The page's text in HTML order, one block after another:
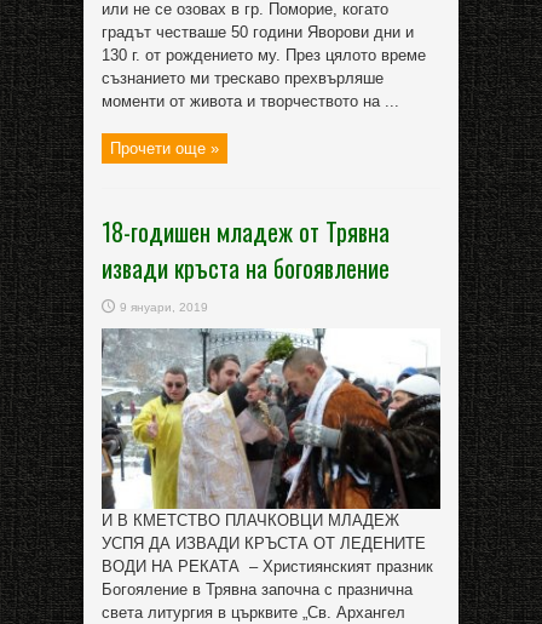
или не се озовах в гр. Поморие, когато
градът честваше 50 години Яворови дни и
130 г. от рождението му. През цялото време
съзнанието ми трескаво прехвърляше
моменти от живота и творчеството на ...
Прочети още »
18-годишен младеж от Трявна
извади кръста на богоявление
9 януари, 2019
И В КМЕТСТВО ПЛАЧКОВЦИ МЛАДЕЖ
УСПЯ ДА ИЗВАДИ КРЪСТА ОТ ЛЕДЕНИТЕ
ВОДИ НА РЕКАТА – Християнският празник
Богояление в Трявна започна с празнична
света литургия в църквите „Св. Архангел